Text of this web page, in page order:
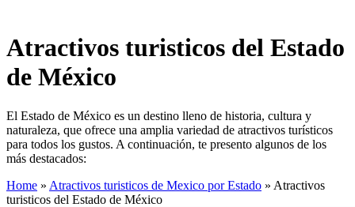
Atractivos turisticos del Estado
de México
El Estado de México es un destino lleno de historia, cultura y
naturaleza, que ofrece una amplia variedad de atractivos turísticos
para todos los gustos. A continuación, te presento algunos de los
más destacados:
Home » Atractivos turisticos de Mexico por Estado » Atractivos
turisticos del Estado de México